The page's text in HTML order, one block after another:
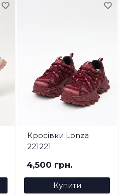
Кросівки Lonza
221221
4,500 грн.
Купити